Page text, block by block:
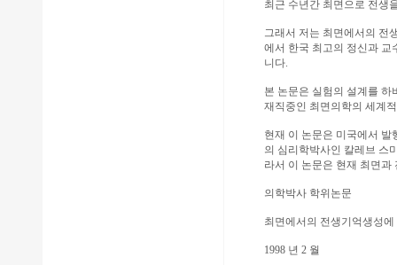
최근 수년간 최면으로 전생
그래서 저는 최면에서의 전
에서 한국 최고의 정신과 교
니다.
본 논문은 실험의 설계를
재직중인 최면의학의 세계
현재 이 논문은 미국에서
의 심리학박사인 칼레브 스
라서 이 논문은 현재 최면과
의학박사 학위논문
최면에서의 전생기억생성
1998 년 2 월